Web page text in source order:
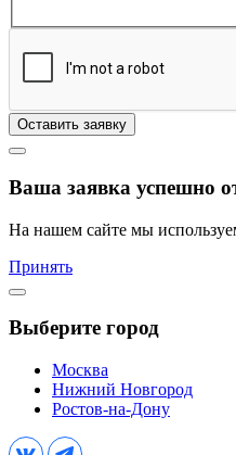
Оставить заявку
Ваша заявка успешно
На нашем сайте мы
Принять
Выберите город
Москва
Нижний Новгород
Ростов-на-Дону